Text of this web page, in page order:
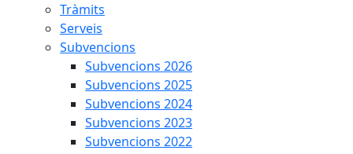
Tràmits
Serveis
Subvencions
Subvencions 2026
Subvencions 2025
Subvencions 2024
Subvencions 2023
Subvencions 2022